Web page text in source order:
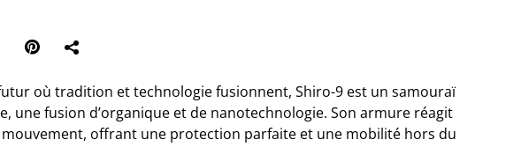
où tradition et technologie fusionnent, Shiro-9 est un samouraï
une fusion d’organique et de nanotechnologie. Son armure réagit
mouvement, offrant une protection parfaite et une mobilité hors du